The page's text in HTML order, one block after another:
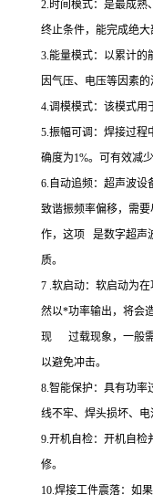
2.时间模式：是最成熟
终止条件，能完成绝大
3.能量模式：以累计的
因气压、电压等因素
4.调模模式：该模式用
5.振幅可调：焊接过程
确度为1%。可有效减
6.自动追频：超声波设
致谐振频率偏移，需
作，这项 是数字超声
质。
7 .软启动：软启动为
然以*功率输出，将会
现 过载现象，一般需
以避免冲击。
8.智能保护：具有功率
线不牢、焊头损坏、电
9.开机自检：开机自检
修。
10.焊接工件震落：如